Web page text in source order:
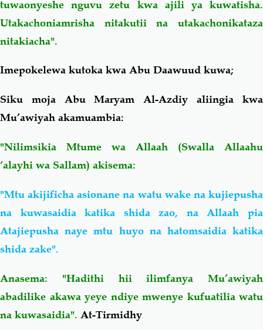
tuwaonyeshe nguvu zetu kwa ajili ya kuwatisha.
Utakachoniamrisha nitakutii na utakachonikataza
nitakiacha".
Imepokelewa kutoka kwa Abu Daawuud kuwa;
Siku moja Abu Maryam Al-Azdiy aliingia kwa
Mu’awiyah akamuambia:
"Nilimsikia Mtume wa Allaah (Swalla Allaahu
‘alayhi wa Sallam) akisema:
"Mtu akijificha asionane na watu wake na kujiepusha
na kuwasaidia katika shida zao, na Allaah pia
Atajiepusha naye mtu huyo na hatomsaidia katika
shida zake".
Anasema: "Hadithi hii ilimfanya Mu’awiyah
abadilike akawa yeye ndiye mwenye kufuatilia watu
na kuwasaidia". At-Tirmidhy